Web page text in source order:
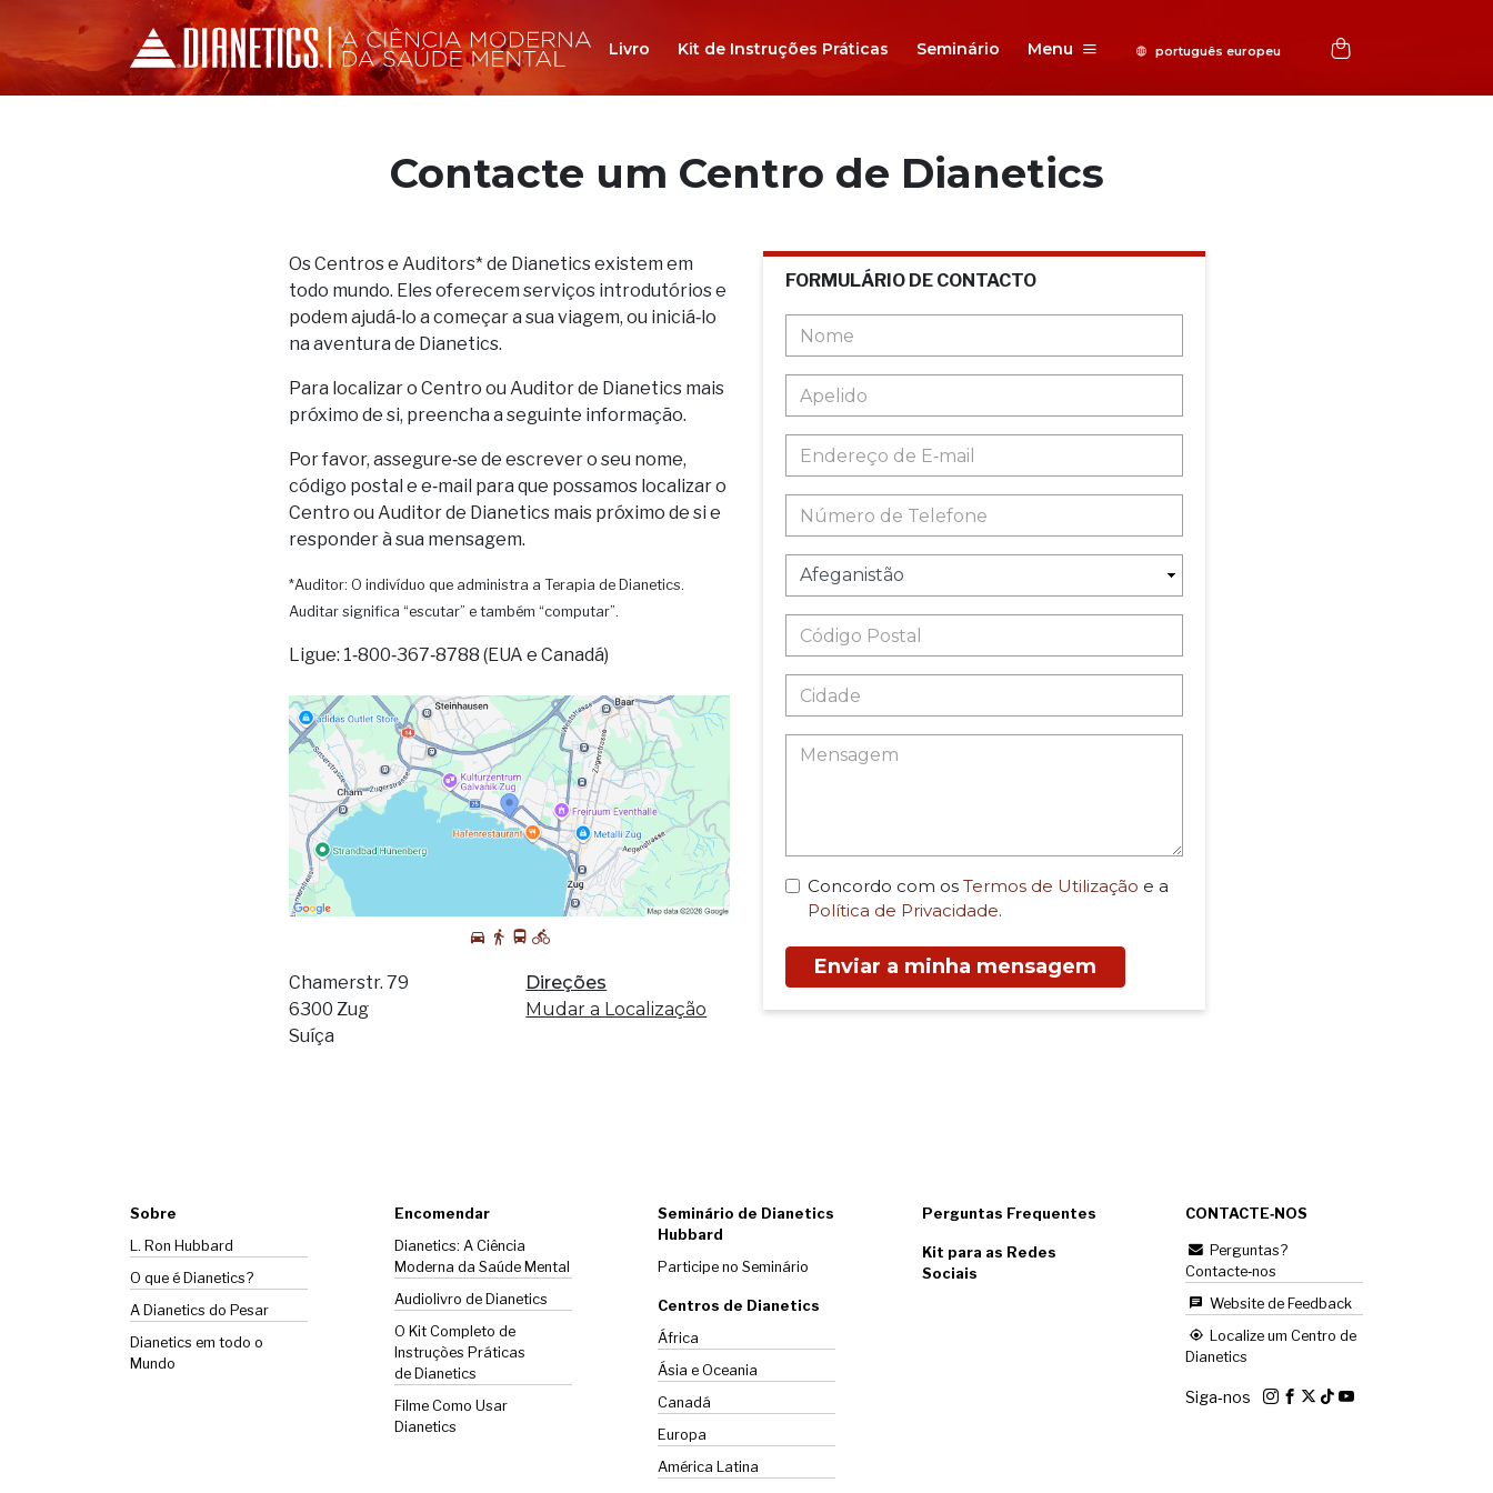
Livro Kit de Instruções Práticas Seminário Menu
Contacte um Centro de Dianetics
Os Centros e Auditors* de Dianetics existem em
todo mundo. Eles oferecem serviços introdutórios e
podem ajudá‑lo a começar a sua viagem, ou iniciá‑lo
na aventura de Dianetics.
Para localizar o Centro ou Auditor de Dianetics mais
próximo de si, preencha a seguinte informação.
Por favor, assegure‑se de escrever o seu nome,
código postal e e‑mail para que possamos localizar o
Centro ou Auditor de Dianetics mais próximo de si e
responder à sua mensagem.
*Auditor: O indivíduo que administra a Terapia de Dianetics.
Auditar significa “escutar” e também “computar”.
Ligue: 1‑800‑367‑8788 (EUA e Canadá)
Chamerstr. 79
6300 Zug
Suíça
Direções
Mudar a Localização
FORMULÁRIO DE CONTACTO
Concordo com os Termos de Utilização e a
Política de Privacidade.
Enviar a minha mensagem
Sobre
L. Ron Hubbard
O que é Dianetics?
A Dianetics do Pesar
Dianetics em todo o
Mundo
Encomendar
Dianetics: A Ciência
Moderna da Saúde Mental
Audiolivro de Dianetics
O Kit Completo de
Instruções Práticas
de Dianetics
Filme Como Usar
Dianetics
Seminário de Dianetics
Hubbard
Participe no Seminário
Centros de Dianetics
África
Ásia e Oceania
Canadá
Europa
América Latina
Perguntas Frequentes
Kit para as Redes
Sociais
CONTACTE‑NOS
Perguntas?
Contacte‑nos
Website de Feedback
Localize um Centro de
Dianetics
Siga‑nos